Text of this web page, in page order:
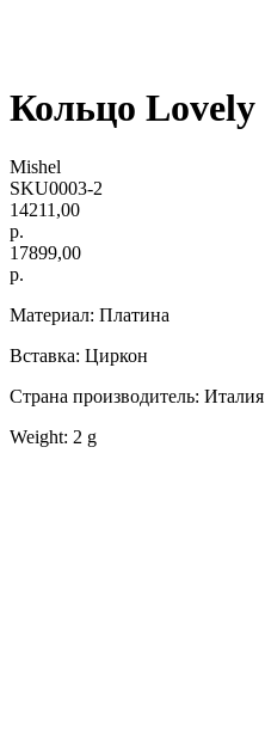
Кольцо Lovely
Mishel
SKU0003-2
14211,00
р.
17899,00
р.
Материал: Платина
Вставка: Циркон
Страна производитель: Италия
Weight: 2 g